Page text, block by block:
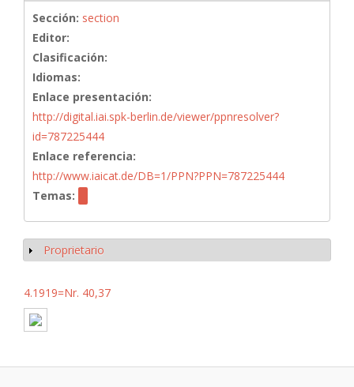
Sección: section
Editor:
Clasificación:
Idiomas:
Enlace presentación:
http://digital.iai.spk-berlin.de/viewer/ppnresolver?
id=787225444
Enlace referencia:
http://www.iaicat.de/DB=1/PPN?PPN=787225444
Temas:
Mostrar
Proprietario
4.1919=Nr. 40,37